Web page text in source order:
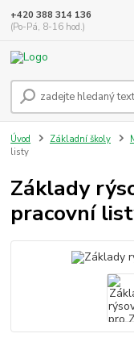
+420 388 314 136
(Po-Pá, 8-16 hod.)
Úvod Základní školy
listy
Základy
pracovní